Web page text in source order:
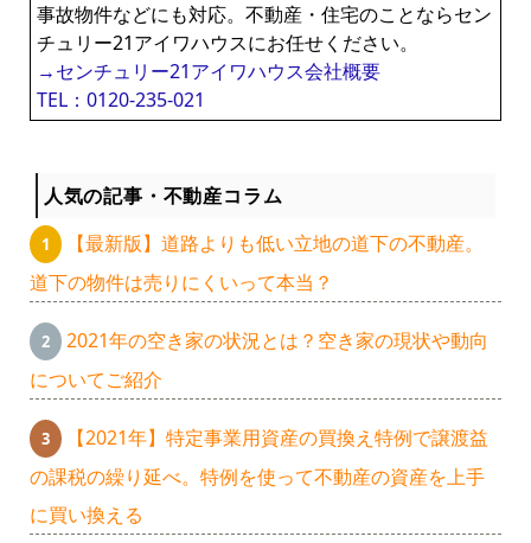
事故物件などにも対応。不動産・住宅のことならセン
チュリー21アイワハウスにお任せください。
→センチュリー21アイワハウス会社概要
TEL：0120-235-021
人気の記事・不動産コラム
【最新版】道路よりも低い立地の道下の不動産。
道下の物件は売りにくいって本当？
2021年の空き家の状況とは？空き家の現状や動向
についてご紹介
【2021年】特定事業用資産の買換え特例で譲渡益
の課税の繰り延べ。特例を使って不動産の資産を上手
に買い換える